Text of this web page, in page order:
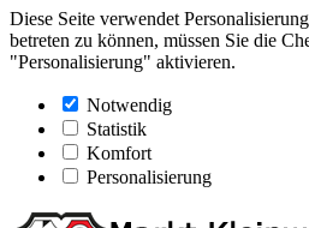
Diese Seite verwendet
betreten zu können, müssen Sie die
"Personalisierung" aktivieren.
Notwendig
Statistik
Komfort
Personalisierung